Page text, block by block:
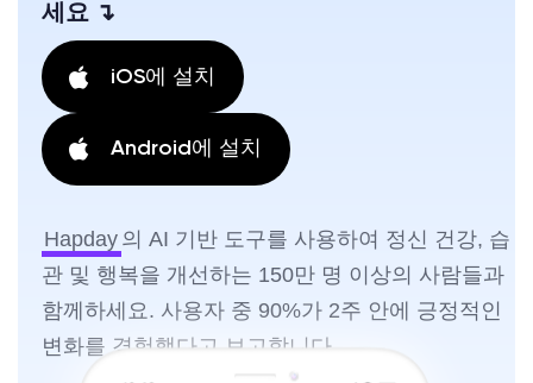
세요 ↴
iOS에 설치
Android에 설치
Hapday 의 AI 기반 도구를 사용하여 정신 건강, 습
관 및 행복을 개선하는 150만 명 이상의 사람들과
함께하세요. 사용자 중 90%가 2주 안에 긍정적인
변화를 경험했다고 보고합니다.